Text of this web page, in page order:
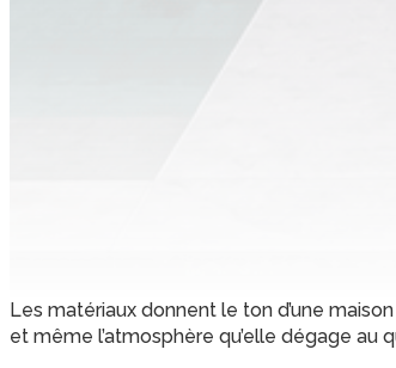
Les matériaux donnent le ton d’une
et même l’atmosphère qu’elle dégage au